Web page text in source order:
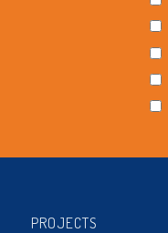
PROJECTS